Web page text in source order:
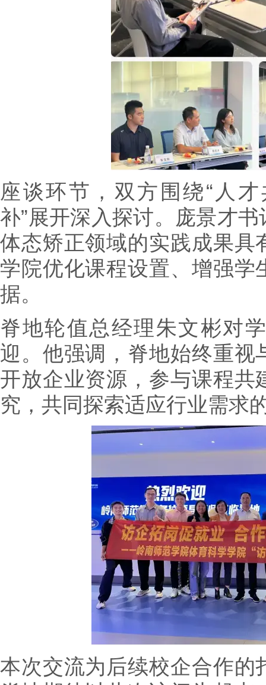
座谈环节，双方围绕“人
补”展开深入探讨。庞景才
体态矫正领域的实践成果具
学院优化课程设置、增强
据。
脊地轮值总经理朱文彬对
迎。他强调，脊地始终重
开放企业资源，参与课程
究，共同探索适应行业需求
本次交流为后续校企合作的